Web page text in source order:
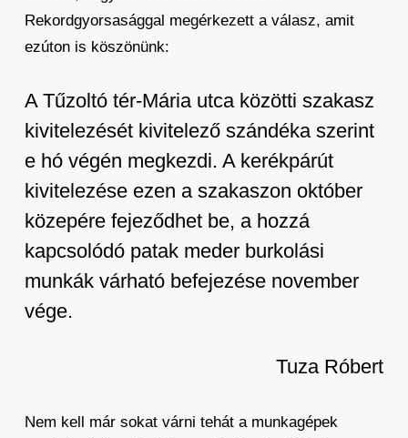
Rekordgyorsasággal megérkezett a válasz, amit
ezúton is köszönünk:
A Tűzoltó tér-Mária utca közötti szakasz
kivitelezését kivitelező szándéka szerint
e hó végén megkezdi. A kerékpárút
kivitelezése ezen a szakaszon október
közepére fejeződhet be, a hozzá
kapcsolódó patak meder burkolási
munkák várható befejezése november
vége.
Tuza Róbert
Nem kell már sokat várni tehát a munkagépek